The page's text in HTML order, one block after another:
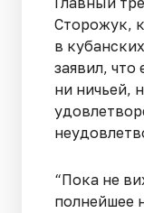
Сторожук,
в
заявил, что
ни ничьей,
“Пока не
полнейшее